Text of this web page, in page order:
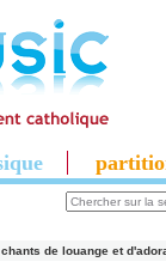
de louange et